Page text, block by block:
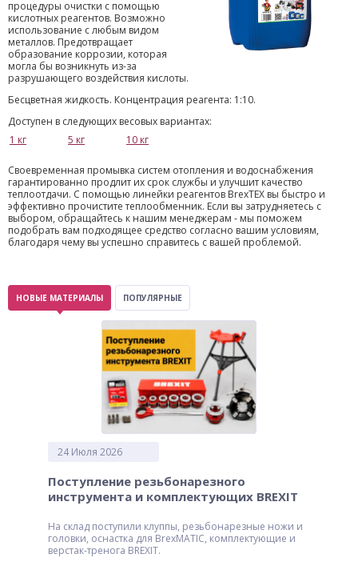
процедуры очистки с помощью
кислотных реагентов. Возможно
использование с любым видом
металлов. Предотвращает
образование коррозии, которая
могла бы возникнуть из-за
разрушающего воздействия кислоты.
Бесцветная жидкость. Концентрация реагента: 1:10.
Доступен в следующих весовых вариантах:
1 кг
5 кг 10 кг
Своевременная промывка систем отопления и водоснабжения
гарантированно продлит их срок службы и улучшит качество
теплоотдачи. С помощью линейки реагентов BrexTEX вы быстро и
эффективно прочистите теплообменник. Если вы затрудняетесь с
выбором, обращайтесь к нашим менеджерам - мы поможем
подобрать вам подходящее средство согласно вашим условиям,
благодаря чему вы успешно справитесь с вашей проблемой.
НОВЫЕ МАТЕРИАЛЫ ПОПУЛЯРНЫЕ
24 Июля 2026
Поступление резьбонарезного
инструмента и комплектующих BREXIT
На склад поступили клуппы, резьбонарезные ножи и
головки, оснастка для BrexMATIC, комплектующие и
верстак-тренога BREXIT.